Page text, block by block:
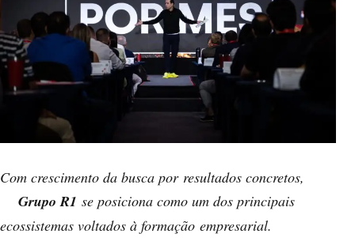
Com crescimento da busca por resultados concretos,
Grupo R1 se posiciona como um dos principais
ecossistemas voltados à formação empresarial.